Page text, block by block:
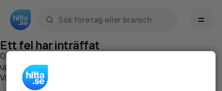
Ett fel har inträffat
Om du vill kan du
uppstod så att vi lättare och snabbare kan avhjälpa det.
Vänligen försök med följande: